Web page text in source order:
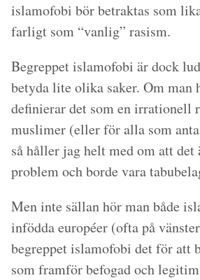
islamofobi bör betraktas som
farligt som “vanlig” rasism.
Begreppetislamofobi är dock
betyda lite olika saker. Om man
definierar det som en irrationell
muslimer (eller för alla som
så håller jag helt med om att det
problem och borde vara
Men inte sällan hör man både
infödda européer (ofta på
begreppetislamofobi det för att
som framför befogad och